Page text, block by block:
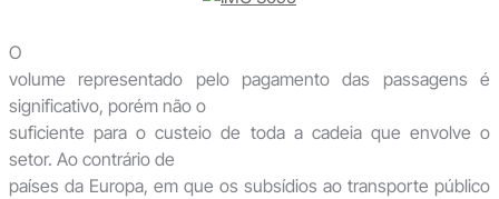
O
volume representado pelo pagamento das passagens é
significativo, porém não o
suficiente para o custeio de toda a cadeia que envolve o
setor. Ao contrário de
países da Europa, em que os subsídios ao transporte público